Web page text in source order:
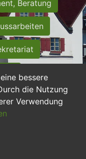
bessere
die Nutzung
Verwendung
Beratung